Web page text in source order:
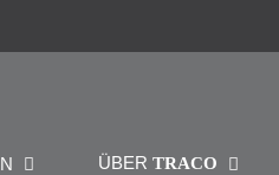
ÜBERTRACO